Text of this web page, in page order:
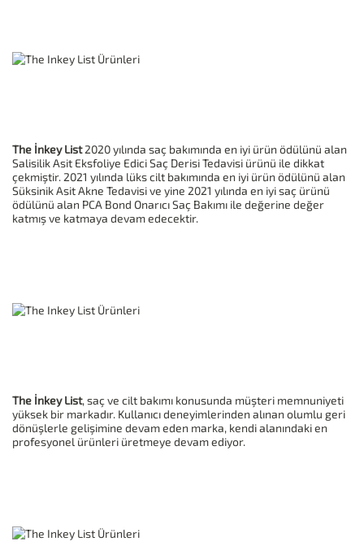
The İnkey List2020 yılında saç bakımında en iyi ürün ödülünü alan
Salisilik Asit Eksfoliye Edici Saç Derisi Tedavisi ürünü ile dikkat
çekmiştir. 2021 yılında lüks cilt bakımında en iyi ürün ödülünü alan
Süksinik Asit Akne Tedavisi ve yine 2021 yılında en iyi saç ürünü
ödülünü alan PCA Bond Onarıcı Saç Bakımı ile değerine değer
katmış ve katmaya devam edecektir.
The İnkey List, saç ve cilt bakımı konusunda müşteri memnuniyeti
yüksek bir markadır. Kullanıcı deneyimlerinden alınan olumlu geri
dönüşlerle gelişimine devam eden marka, kendi alanındaki en
profesyonel ürünleri üretmeye devam ediyor.